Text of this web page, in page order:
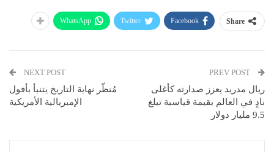
Share
Facebook
Twitter
WhatsApp
ريال مدريد يعزز صدارته كأغلى
نادٍ في العالم بقيمة قياسية تبلغ
9.5 مليار دولار
NEXT POST
مُنظّر نهاية التاريخ يتنبأ بأفول
الإمبريالية الأمريكية